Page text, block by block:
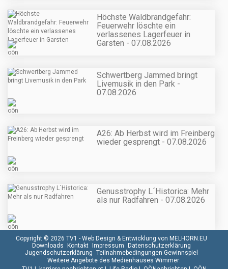
Höchste Waldbrandgefahr:
Feuerwehr löschte ein
verlassenes Lagerfeuer in
Garsten - 07.08.2026
Schwertberg Jammed bringt
Livemusik in den Park -
07.08.2026
A26: Ab Herbst wird im Freinberg
wieder gesprengt - 07.08.2026
Genusstrophy L´Historica: Mehr
als nur Radfahren - 07.08.2026
Copyright © 2026 TV1 - Web Design & Entwicklung von MELHORN.EU
Downloads
Kontakt Impressum
Datenschutzerklärung
Jugendschutzerklärung Teilnahmebedingungen Gewinnspiel
Weitere Angebote des Medienhauses Wimmer: